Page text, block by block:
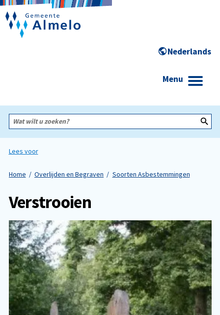
Menu
Wat
wilt
zoeken?
Lees voor
Home Overlijden en Begraven Soorten Asbestemmingen
Verstrooien